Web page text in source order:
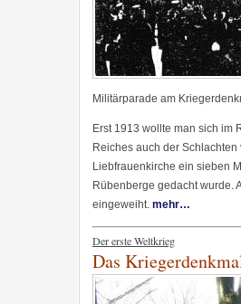
Militärparade am
Erst 1913 wollte man sich im
Reiches auch der
Liebfrauenkirche ein sieben
Rübenberge gedacht wurde.
eingeweiht. mehr…
Der erste Weltkrieg
Das